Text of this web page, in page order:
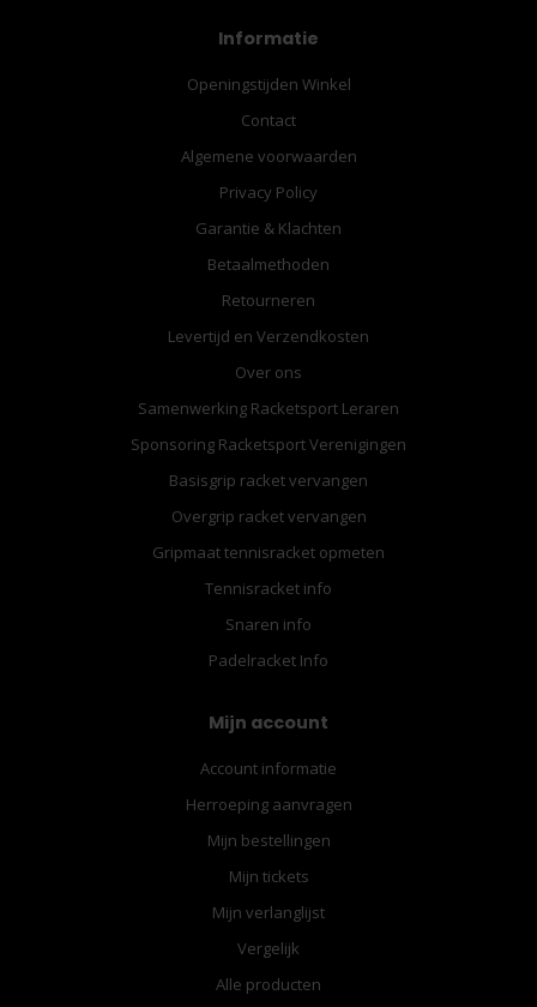
Informatie
Openingstijden Winkel
Contact
Algemene voorwaarden
Privacy Policy
Garantie & Klachten
Betaalmethoden
Retourneren
Levertijd en Verzendkosten
Over ons
Samenwerking Racketsport Leraren
Sponsoring Racketsport Verenigingen
Basisgrip racket vervangen
Overgrip racket vervangen
Gripmaat tennisracket opmeten
Tennisracket info
Snaren info
Padelracket Info
Mijn account
Account informatie
Herroeping aanvragen
Mijn bestellingen
Mijn tickets
Mijn verlanglijst
Vergelijk
Alle producten